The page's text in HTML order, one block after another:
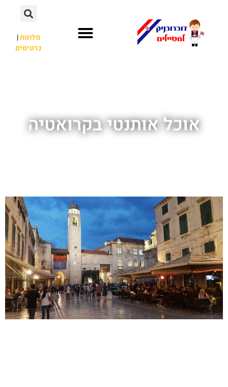
מלונות|
כרטיסים
אוכל אותנטי בקרואטיה